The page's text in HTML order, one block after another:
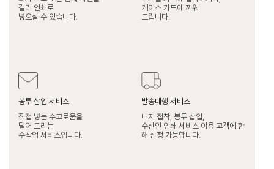
컬러 인쇄로
넣으실 수 있습니다.
케이스 카드에 끼워
드립니다.
봉투 삽입 서비스
직접 넣는 수고로움을
덜어 드리는
수작업 서비스입니다.
발송대행 서비스
내지 접착, 봉투 삽입,
수신인 인쇄 서비스 이용 고객에 한
해 신청 가능합니다.